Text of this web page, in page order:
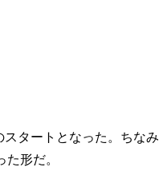
タートとなった。ちなみ
形だ。